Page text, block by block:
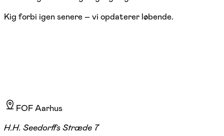
Kig forbi igen senere – vi opdaterer løbende.
FOF Aarhus
H.H. Seedorffs Stræde 7